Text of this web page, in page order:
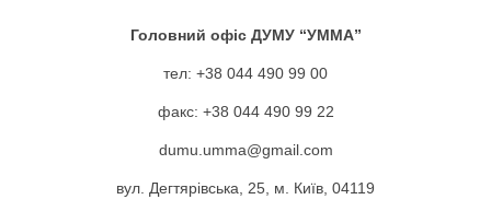
Головний офіс ДУМУ “УММА”
тел: +38 044 490 99 00
факс: +38 044 490 99 22
dumu.umma@gmail.com
вул. Дегтярівська, 25, м. Київ, 04119